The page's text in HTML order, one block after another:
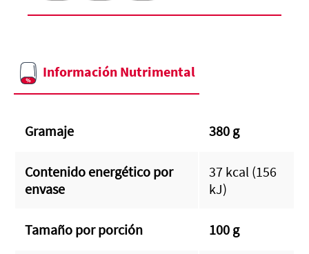
Información Nutrimental
Gramaje 380 g
Contenido energético por
envase
37 kcal (156
kJ)
Tamaño por porción 100 g